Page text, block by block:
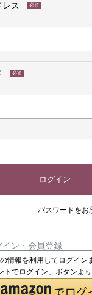
レス
ログイン
パスワードをお
ン・会員登録
情報を利用してログイン
でログイン」ボタンより